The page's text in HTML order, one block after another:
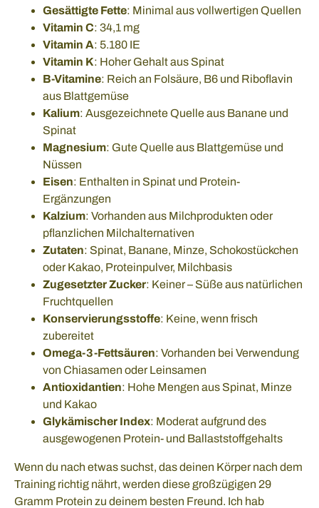
Gesättigte Fette: Minimal aus vollwertigen Quellen
Vitamin C: 34,1 mg
Vitamin A: 5.180 IE
Vitamin K: Hoher Gehalt aus Spinat
B-Vitamine: Reich an Folsäure, B6 und Riboflavin
aus Blattgemüse
Kalium: Ausgezeichnete Quelle aus Banane und
Spinat
Magnesium: Gute Quelle aus Blattgemüse und
Nüssen
Eisen: Enthalten in Spinat und Protein-
Ergänzungen
Kalzium: Vorhanden aus Milchprodukten oder
pflanzlichen Milchalternativen
Zutaten: Spinat, Banane, Minze, Schokostückchen
oder Kakao, Proteinpulver, Milchbasis
Zugesetzter Zucker: Keiner – Süße aus natürlichen
Fruchtquellen
Konservierungsstoffe: Keine, wenn frisch
zubereitet
Omega-3-Fettsäuren: Vorhanden bei Verwendung
von Chiasamen oder Leinsamen
Antioxidantien: Hohe Mengen aus Spinat, Minze
und Kakao
Glykämischer Index: Moderat aufgrund des
ausgewogenen Protein- und Ballaststoffgehalts
Wenn du nach etwas suchst, das deinen Körper nach dem
Training richtig nährt, werden diese großzügigen 29
Gramm Protein zu deinem besten Freund. Ich hab